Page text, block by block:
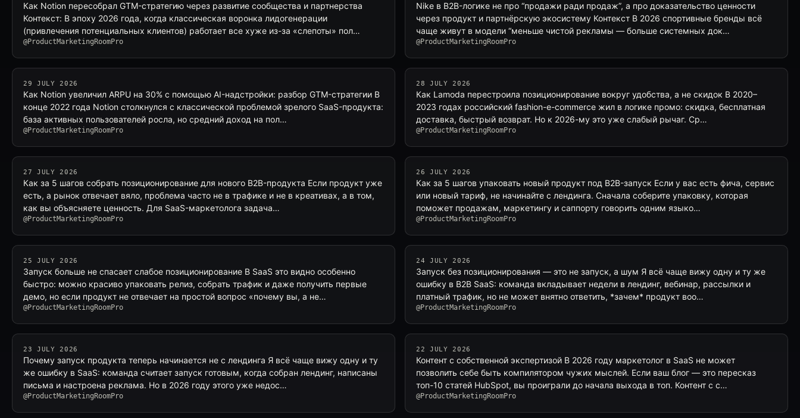
Как Notion пересобрал GTM-стратегию через развитие сообщества и партнерства
Контекст: В эпоху 2026 года, когда классическая воронка лидогенерации
(привлечения потенциальных клиентов) работает все хуже из-за «слепоты» пол…
@ProductMarketingRoomPro
Nike в B2B-логике не про “продажи ради продаж”, а про доказательство ценности
через продукт и партнёрскую экосистему Контекст В 2026 спортивные бренды всё
чаще живут в модели “меньше чистой рекламы — больше системных док…
@ProductMarketingRoomPro
29 JULY 2026
Как Notion увеличил ARPU на 30% с помощью AI-надстройки: разбор GTM-стратегии В
конце 2022 года Notion столкнулся с классической проблемой зрелого SaaS-продукта:
база активных пользователей росла, но средний доход на пол…
@ProductMarketingRoomPro
28 JULY 2026
Как Lamoda перестроила позиционирование вокруг удобства, а не скидок В 2020–
2023 годах российский fashion-e-commerce жил в логике промо: скидка, бесплатная
доставка, быстрый возврат. Но к 2026-му это уже слабый рычаг. Ср…
@ProductMarketingRoomPro
27 JULY 2026
Как за 5 шагов собрать позиционирование для нового B2B-продукта Если продукт уже
есть, а рынок отвечает вяло, проблема часто не в трафике и не в креативах, а в том,
как вы объясняете ценность. Для SaaS-маркетолога задача…
@ProductMarketingRoomPro
26 JULY 2026
Как за 5 шагов упаковать новый продукт под B2B-запуск Если у вас есть фича, сервис
или новый тариф, не начинайте с лендинга. Сначала соберите упаковку, которая
поможет продажам, маркетингу и саппорту говорить одним языко…
@ProductMarketingRoomPro
25 JULY 2026
Запуск больше не спасает слабое позиционирование В SaaS это видно особенно
быстро: можно красиво упаковать релиз, собрать трафик и даже получить первые
демо, но если продукт не отвечает на простой вопрос «почему вы, а не…
@ProductMarketingRoomPro
24 JULY 2026
Запуск без позиционирования — это не запуск, а шум Я всё чаще вижу одну и ту же
ошибку в B2B SaaS: команда вкладывает недели в лендинг, вебинар, рассылки и
платный трафик, но не может внятно ответить, *зачем* продукт воо…
@ProductMarketingRoomPro
23 JULY 2026
Почему запуск продукта теперь начинается не с лендинга Я всё чаще вижу одну и ту
же ошибку в SaaS: команда считает запуск готовым, когда собран лендинг, написаны
письма и настроена реклама. Но в 2026 году этого уже недос…
@ProductMarketingRoomPro
22 JULY 2026
Контент с собственной экспертизой В 2026 году маркетолог в SaaS не может
позволить себе быть компилятором чужих мыслей. Если ваш блог — это пересказ
топ-10 статей HubSpot, вы проиграли до начала выхода в топ. Контент с с…
@ProductMarketingRoomPro